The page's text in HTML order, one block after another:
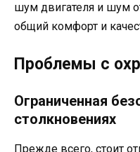
шум двигателя и шум
общий комфорт и
Проблемы с
Ограниченная
столкновениях
Прежде всего, стоит